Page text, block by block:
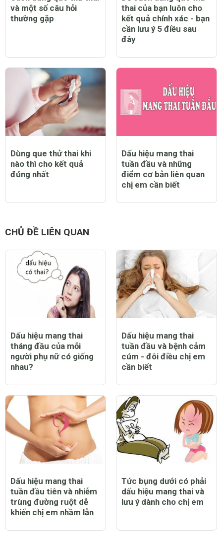
và một số câu hỏi
thường gặp
thai của bạn luôn cho
kết quả chính xác - bạn
cần lưu ý 5 điều sau
đây
Dùng que thử thai khi
nào thì cho kết quả
đúng nhất
Dấu hiệu mang thai
tuần đầu và những
điểm cơ bản liên quan
chị em cần biết
CHỦ ĐỀ LIÊN QUAN
Dấu hiệu mang thai
tháng đầu của mỗi
người phụ nữ có giống
nhau?
Dấu hiệu mang thai
tuần đầu và bệnh cảm
cúm - đôi điều chị em
cần biết
Dấu hiệu mang thai
tuần đầu tiên và nhiễm
trùng đường ruột dễ
khiến chị em nhầm lẫn
Tức bụng dưới có phải
dấu hiệu mang thai và
lưu ý dành cho chị em